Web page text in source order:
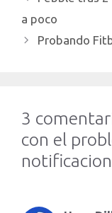
a poco
Probando
3
con el